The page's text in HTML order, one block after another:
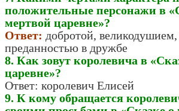
положительные персонажи в
мертвой царевне»?
Ответ: добротой,
преданностью в дружбе
8. Как зовут королевича в
царевне»?
Ответ: королевич Елисей
9. К кому обращается